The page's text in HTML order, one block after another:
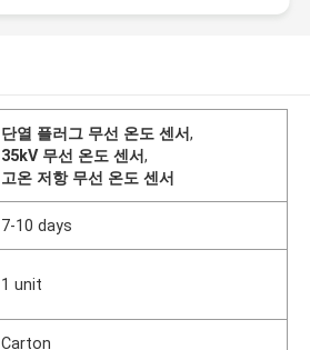
단열 플러그 무선 온도 센서,
35kV 무선 온도 센서,
고온 저항 무선 온도 센서
7-10 days
1 unit
Carton